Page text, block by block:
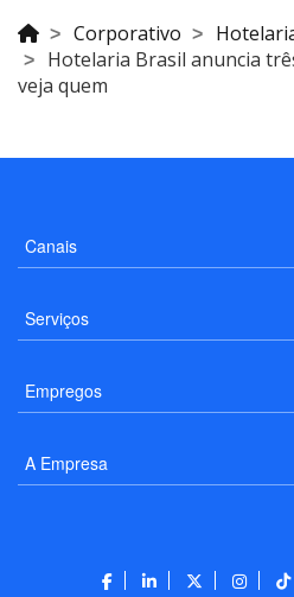
Corporativo
Hotelaria Brasil anuncia
veja quem
Canais
Serviços
Empregos
A Empresa